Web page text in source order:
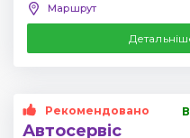
Маршрут
Рекомендовано
Автосервіс